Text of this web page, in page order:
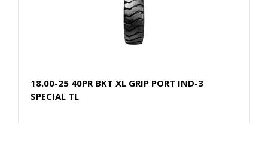
18.00-25 40PR BKT XL GRIP PORT IND-3
SPECIAL TL